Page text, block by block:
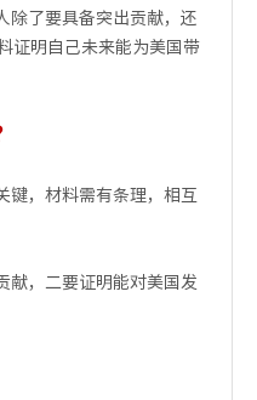
除了要具备突出贡献，还
证明自己未来能为美国带
，材料需有条理，相互
献，二要证明能对美国发